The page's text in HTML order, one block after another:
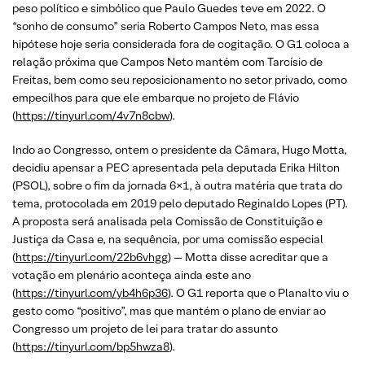
peso político e simbólico que Paulo Guedes teve em 2022. O
“sonho de consumo” seria Roberto Campos Neto, mas essa
hipótese hoje seria considerada fora de cogitação. O G1 coloca a
relação próxima que Campos Neto mantém com Tarcísio de
Freitas, bem como seu reposicionamento no setor privado, como
empecilhos para que ele embarque no projeto de Flávio
(https://tinyurl.com/4v7n8cbw).
Indo ao Congresso, ontem o presidente da Câmara, Hugo Motta,
decidiu apensar a PEC apresentada pela deputada Erika Hilton
(PSOL), sobre o fim da jornada 6×1, à outra matéria que trata do
tema, protocolada em 2019 pelo deputado Reginaldo Lopes (PT).
A proposta será analisada pela Comissão de Constituição e
Justiça da Casa e, na sequência, por uma comissão especial
(https://tinyurl.com/22b6vhgg) — Motta disse acreditar que a
votação em plenário aconteça ainda este ano
(https://tinyurl.com/yb4h6p36). O G1 reporta que o Planalto viu o
gesto como “positivo”, mas que mantém o plano de enviar ao
Congresso um projeto de lei para tratar do assunto
(https://tinyurl.com/bp5hwza8).